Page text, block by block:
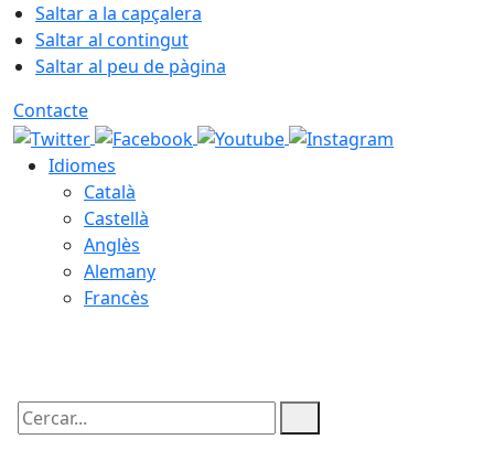
Saltar a la capçalera
Saltar al contingut
Saltar al peu de pàgina
Contacte
Idiomes
Català
Castellà
Anglès
Alemany
Francès
Cercar: